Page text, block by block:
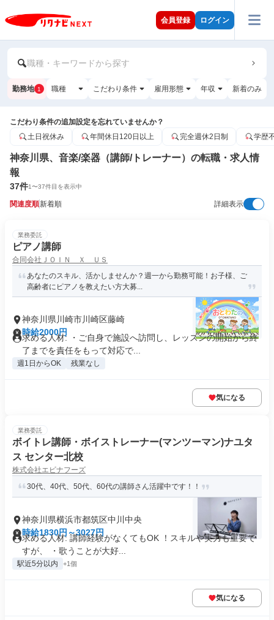
会員登録 ログイン
職種・キーワードから探す
勤務地 1 職種 こだわり条件 雇用形態 年収 新着のみ
こだわり条件の追加設定を忘れていませんか？
土日祝休み
年間休日120日以上 完全週休2日制 学歴
神奈川県、音楽/楽器（講師/トレーナー）の転職・求人情
報
37件1〜37件目を表示中
関連度順新着順 詳細表示
業務委託
ピアノ講師
合同会社ＪＯＩＮ Ｘ ＵＳ
あなたのスキル、活かしませんか？週一から勤務可能！お子様、ご
高齢者にピアノを教えたい方大募...
神奈川県川崎市川崎区藤崎
時給2000円
求める人材: ・ご自身で施設へ訪問し、レッスンの開始から終
了までを責任をもって対応で...
週1日からOK 残業なし
気になる
業務委託
ボイトレ講師・ボイストレーナー(マンツーマン)ナユタ
ス センター北校
株式会社エビナフーズ
30代、40代、50代、60代の講師さん活躍中です！！
神奈川県横浜市都筑区中川中央
時給1830円～3027円
求める人材: 講師経験がなくてもOK ！スキルや実力も重要で
すが、 ・歌うことが大好...
駅近5分以内 +1個
気になる